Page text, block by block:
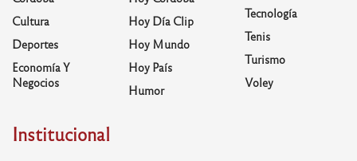
Cultura
Deportes
Economía Y
Negocios
Hoy Día Clip
Hoy Mundo
Hoy País
Humor
Tecnología
Tenis
Turismo
Voley
Institucional